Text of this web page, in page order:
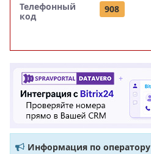
Телефонный
код
908
Информация по оператору